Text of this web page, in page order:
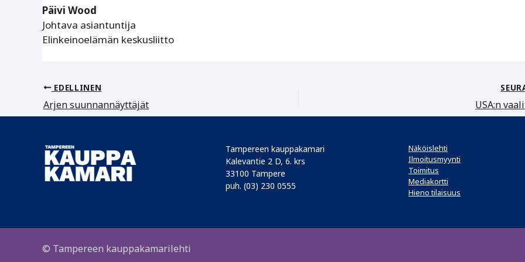
Päivi Wood
Johtava asiantuntija
Elinkeinoelämän keskusliitto
EDELLINEN
Arjen suunnannäyttäjät USA:n
Tampereen kauppakamari
Kalevantie 2 D, 6. krs
33100 Tampere
puh. (03) 230 0555
Näköislehti
Ilmoitusmyynti
Toimitus
Mediakortti
Hieno tilaisuus
© Tampereen kauppakamarilehti